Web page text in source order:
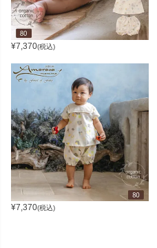
¥7,370(税込)
¥7,370(税込)